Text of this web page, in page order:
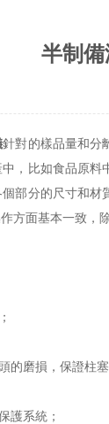
半制
針對的樣品量和分
，比如食品原
部分的尺寸和
方面基本一致，
磨損，保證柱塞
護系統；